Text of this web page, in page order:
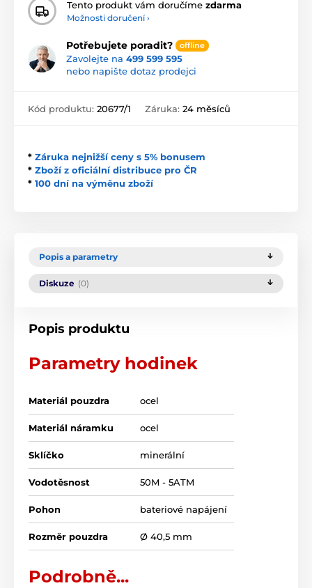
Tento produkt vám doručíme zdarma
Možnosti doručení ›
Potřebujete poradit? offline
Zavolejte na 499 599 595
nebo napište dotaz prodejci
Kód produktu: 20677/1 Záruka: 24 měsíců
* Záruka nejnižší ceny s 5% bonusem
* Zboží z oficiální distribuce pro ČR
* 100 dní na výměnu zboží
Popis a parametry
Diskuze (0)
Popis produktu
Parametry hodinek
Materiál pouzdra ocel
Materiál náramku ocel
Sklíčko minerální
Vodotěsnost 50M - 5ATM
Pohon bateriové napájení
Rozměr pouzdra Ø 40,5 mm
Podrobně...